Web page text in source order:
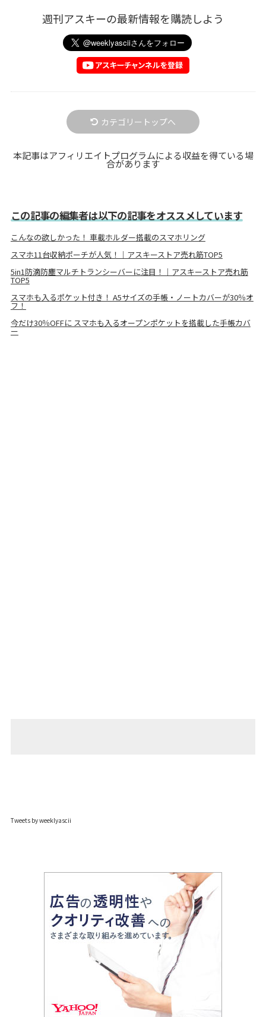
週刊アスキーの最新情報を購読しよう
カテゴリートップへ
本記事はアフィリエイトプログラムによる収益を得ている場
合があります
この記事の編集者は以下の記事をオススメしています
こんなの欲しかった！ 車載ホルダー搭載のスマホリング
スマホ11台収納ポーチが人気！｜アスキーストア売れ筋TOP5
5in1防滴防塵マルチトランシーバーに注目！｜アスキーストア売れ筋
TOP5
スマホも入るポケット付き！ A5サイズの手帳・ノートカバーが30％オ
フ！
今だけ30％OFFに スマホも入るオープンポケットを搭載した手帳カバ
ー
Tweets by weeklyascii